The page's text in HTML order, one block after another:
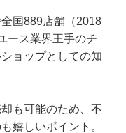
国889店舗（2018
ース業界王手のチ
ョップとしての知
も可能のため、不
嬉しいポイント。